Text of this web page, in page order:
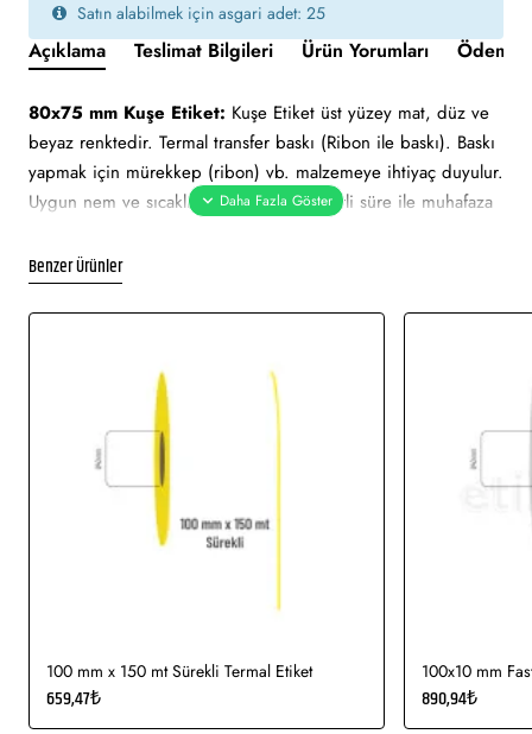
Satın alabilmek için asgari adet: 25
Açıklama Teslimat Bilgileri Ürün Yorumları Ödeme
80x75 mm Kuşe Etiket: Kuşe Etiket üst yüzey mat, düz ve
beyaz renktedir. Termal transfer baskı (Ribon ile baskı). Baskı
yapmak için mürekkep (ribon) vb. malzemeye ihtiyaç duyulur.
Uygun nem ve sıcaklık değerlerinde belirli süre ile muhafaza
hafif derecedeki ısılarda zarar görmez.
80x75 mm Kuşe Etiket tüm barkod yazıcılar için uygundur.
Yapışkan Türleri: Akrilik (Standart yapışkanlı tutkal), Holtmelt
(Kuvvetli yapışkan tutkal), Nonperm (İz Bırakmayan yapışkanlı
tutkal), Deep frezee (Soğuğa dayanıklı yapışkanlı tutkal)
Kullanım Alanları:
etiketi, koli üstü etiketi. Genellikle hızlı tüketim ürünlerinde
Benzer Ürünler
100 mm x 150 mt Sürekli Termal Etiket
659,47₺
100x10 mm
890,94₺